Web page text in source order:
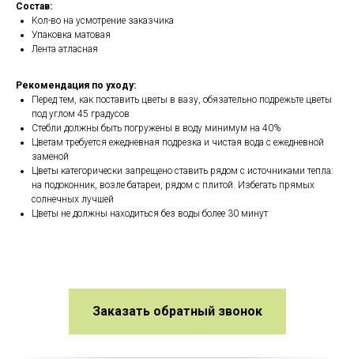
Состав:
Кол-во на усмотрение заказчика
Упаковка матовая
Лента атласная
Рекомендация по уходу:
Перед тем, как поставить цветы в вазу, обязательно подрежьте цветы
под углом 45 градусов
Стебли должны быть погружены в воду минимум на 40%
Цветам требуется ежедневная подрезка и чистая вода с ежедневной
заменой
Цветы категорически запрещено ставить рядом с источниками тепла:
на подоконник, возле батареи, рядом с плитой. Избегать прямых
солнечных лучшей
Цветы не должны находиться без воды более 30 минут
Заказать обратный звонок